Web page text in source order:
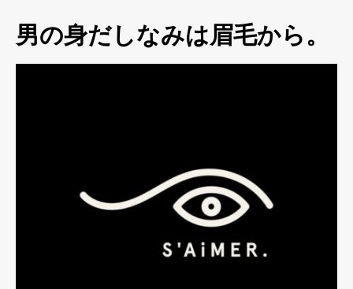
男の身だしなみは眉毛から。